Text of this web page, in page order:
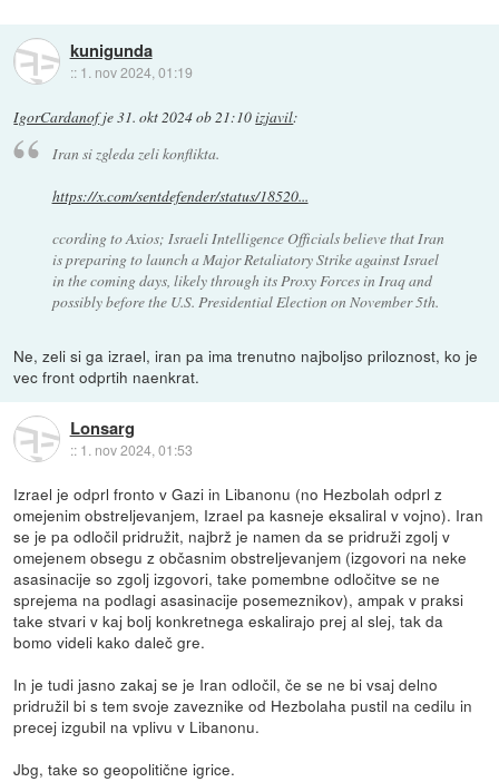
kunigunda
:: 1. nov 2024, 01:19
IgorCardanofje31. okt 2024 ob 21:10izjavil:
Iran si zgleda zeli konflikta.
https://x.com/sentdefender/status/18520...
ccording to Axios; Israeli Intelligence Officials believe that Iran
is preparing to launch a Major Retaliatory Strike against Israel
in the coming days, likely through its Proxy Forces in Iraq and
possibly before the U.S. Presidential Election on November 5th.
Ne, zeli si ga izrael, iran pa ima trenutno najboljso priloznost, ko je
vec front odprtih naenkrat.
Lonsarg
:: 1. nov 2024, 01:53
Izrael je odprl fronto v Gazi in Libanonu (no Hezbolah odprl z
omejenim obstreljevanjem, Izrael pa kasneje eksaliral v vojno). Iran
se je pa odločil pridružit, najbrž je namen da se pridruži zgolj v
omejenem obsegu z občasnim obstreljevanjem (izgovori na neke
asasinacije so zgolj izgovori, take pomembne odločitve se ne
sprejema na podlagi asasinacije posemeznikov), ampak v praksi
take stvari v kaj bolj konkretnega eskalirajo prej al slej, tak da
bomo videli kako daleč gre.
In je tudi jasno zakaj se je Iran odločil, če se ne bi vsaj delno
pridružil bi s tem svoje zaveznike od Hezbolaha pustil na cedilu in
precej izgubil na vplivu v Libanonu.
Jbg, take so geopolitične igrice.